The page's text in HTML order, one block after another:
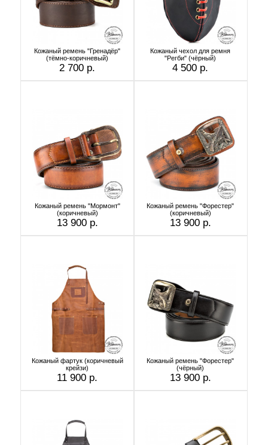
Кожаный ремень "Гренадёр"
(тёмно-коричневый)
2 700 р.
Кожаный чехол для ремня
"Регби" (чёрный)
4 500 р.
Кожаный ремень "Мормонт"
(коричневый)
13 900 р.
Кожаный ремень "Форестер"
(коричневый)
13 900 р.
Кожаный фартук (коричневый
крейзи)
11 900 р.
Кожаный ремень "Форестер"
(чёрный)
13 900 р.